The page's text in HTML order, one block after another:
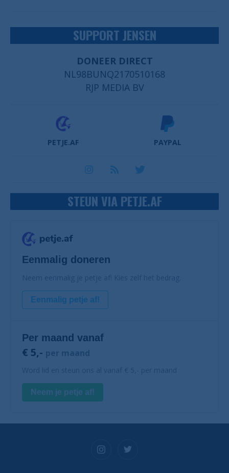
SUPPORT JENSEN
DONEER DIRECT
NL98BUNQ2170510168
RJP MEDIA BV
PETJE.AF PAYPAL
STEUN VIA PETJE.AF
Eenmalig doneren
Neem eenmalig je petje af! Kies zelf het bedrag.
Eenmalig petje af!
Per maand vanaf
€ 5,- per maand
Word lid en steun ons al vanaf € 5,- per maand
Neem je petje af!